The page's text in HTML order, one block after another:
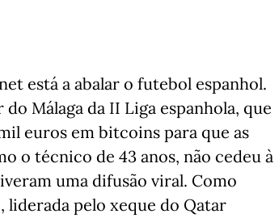
está a abalar o futebol espanhol.
Málaga da II Liga espanhola, que
euros em bitcoins para que as
o técnico de 43 anos, não cedeu à
uma difusão viral. Como
liderada pelo xeque do Qatar